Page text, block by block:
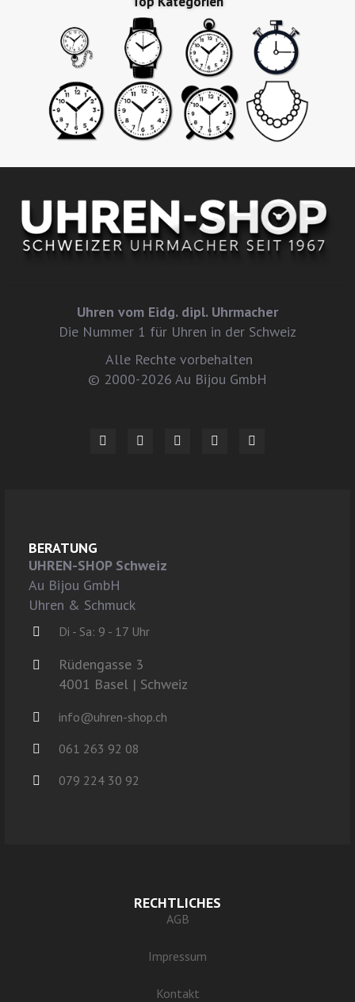
Uhren vom Eidg. dipl. Uhrmacher
Die Nummer 1 für Uhren in der Schweiz
Alle Rechte vorbehalten
© 2000-2026 Au Bijou GmbH
BERATUNG
UHREN-SHOP Schweiz
Au Bijou GmbH
Uhren & Schmuck
Di - Sa: 9 - 17 Uhr
Rüdengasse 3
4001 Basel | Schweiz
info@uhren-shop.ch
061 263 92 08
079 224 30 92
RECHTLICHES
AGB
Impressum
Kontakt